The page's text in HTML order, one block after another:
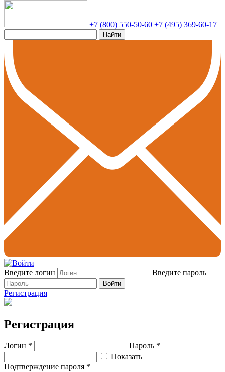
+7 (800) 550-50-60 +7 (495) 369-60-17
Найти
Введите логин Введите пароль
Войти
Регистрация
Регистрация
Логин *
Пароль *
Показать
Подтверждение пароля *